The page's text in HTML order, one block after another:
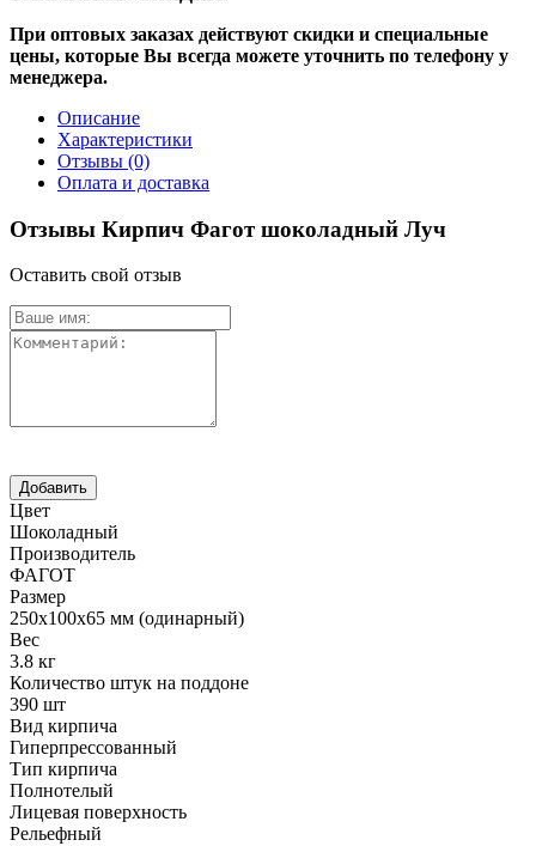
При оптовых заказах действуют скидки и специальные
цены, которые Вы всегда можете уточнить по телефону у
менеджера.
Описание
Характеристики
Отзывы (0)
Оплата и доставка
Отзывы Кирпич Фагот шоколадный Луч
Оставить свой отзыв
Цвет
Шоколадный
Производитель
ФАГОТ
Размер
250х100х65 мм (одинарный)
Вес
3.8 кг
Количество штук на поддоне
390 шт
Вид кирпича
Гиперпрессованный
Тип кирпича
Полнотелый
Лицевая поверхность
Рельефный